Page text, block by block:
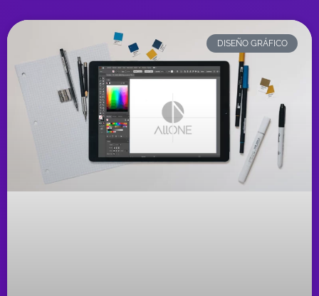
DISEÑO GRÁFICO